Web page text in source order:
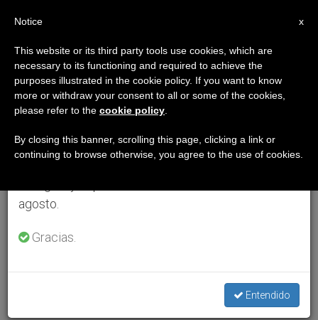
×
Aviso importante
Del 27 de julio al 7 de agosto haremos la pausa
anual, aprovechando que en el periodo de verano
se generan menos informaciones y también el
agosto.
Gracias.
Entendido
x
Notice
This website or its third party tools use cookies, which are
necessary to its functioning and required to achieve the
purposes illustrated in the cookie policy. If you want to know
more or withdraw your consent to all or some of the cookies,
please refer to the cookie policy
By closing this banner, scrolling this page, clicking a link or
continuing to browse otherwise, you agree to the use of cookies.